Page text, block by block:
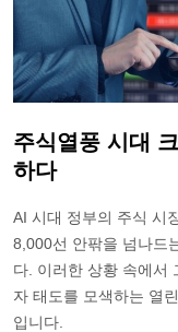
주식열풍 시대
하다
AI 시대 정부의 주식 시
8,000선 안팎을 넘나드
다. 이러한 상황 속에서
자 태도를 모색하는 열
입니다.